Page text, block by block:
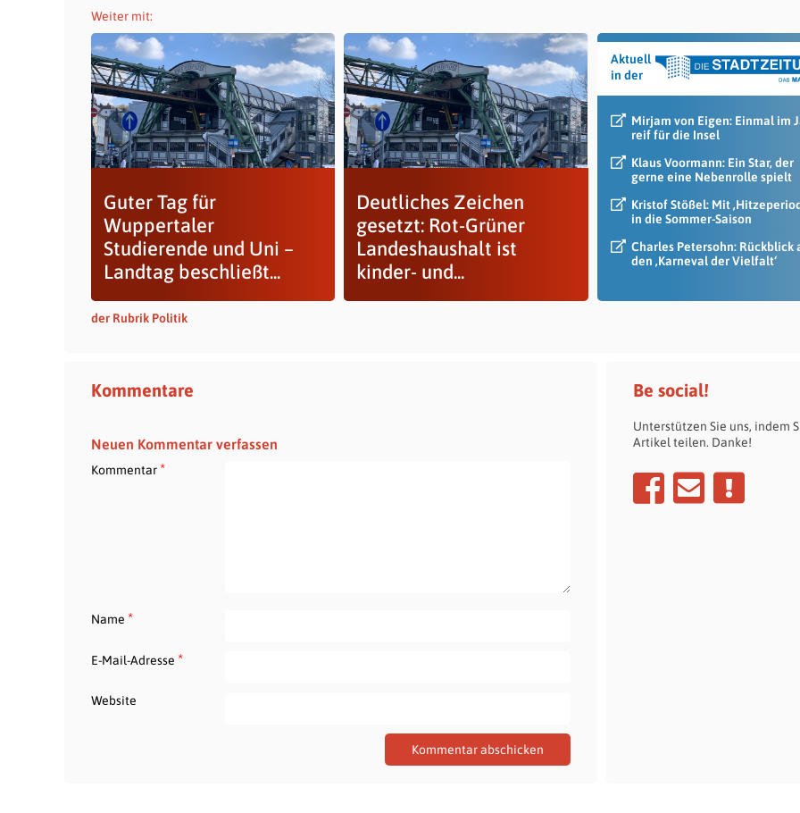
Weiter mit:
Guter Tag für
Wuppertaler
Studierende und Uni –
Landtag beschließt...
Deutliches Zeichen
gesetzt: Rot-Grüner
Landeshaushalt ist
kinder- und...
Aktuell
in der
Mirjam von Eigen: Einmal im
reif für die Insel
Klaus Voormann: Ein Star, der
gerne eine Nebenrolle spielt
Kristof Stößel: Mit
in die Sommer-Saison
Charles Petersohn: Rückblick
den ‚Karneval der Vielfalt‘
der Rubrik Politik
Kommentare
Neuen Kommentar verfassen
Kommentar*
Name *
E-Mail-Adresse *
Website
Be social!
Unterstützen Sie uns, indem
Artikel teilen. Danke!